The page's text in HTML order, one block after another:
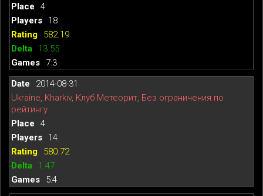
4
18
582.19
13.55
7:3
2014-08-31
Ukraine, Kharkiv, Клуб Метеорит, Без ограничения по
рейтингу
4
14
580.72
1.47
5:4